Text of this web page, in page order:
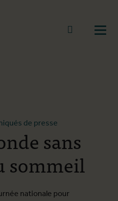
à la page d'accueil
go to
de presse
sans
sommeil
nationale pour